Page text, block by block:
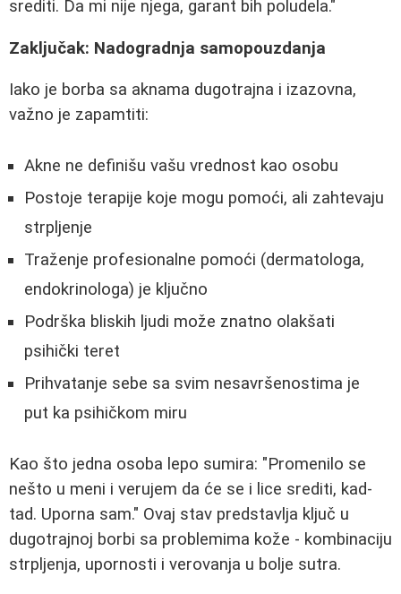
srediti. Da mi nije njega, garant bih poludela."
Zaključak: Nadogradnja samopouzdanja
Iako je borba sa aknama dugotrajna i izazovna,
važno je zapamtiti:
Akne ne definišu vašu vrednost kao osobu
Postoje terapije koje mogu pomoći, ali zahtevaju
strpljenje
Traženje profesionalne pomoći (dermatologa,
endokrinologa) je ključno
Podrška bliskih ljudi može znatno olakšati
psihički teret
Prihvatanje sebe sa svim nesavršenostima je
put ka psihičkom miru
Kao što jedna osoba lepo sumira: "Promenilo se
nešto u meni i verujem da će se i lice srediti, kad-
tad. Uporna sam." Ovaj stav predstavlja ključ u
dugotrajnoj borbi sa problemima kože - kombinaciju
strpljenja, upornosti i verovanja u bolje sutra.